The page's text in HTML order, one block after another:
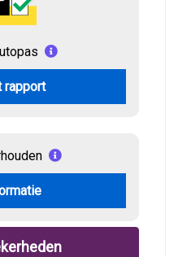
rapport